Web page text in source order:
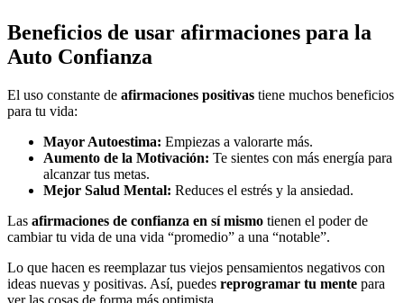
Beneficios de usar afirmaciones para la
Auto Confianza
El uso constante de afirmaciones positivas tiene muchos beneficios
para tu vida:
Mayor Autoestima: Empiezas a valorarte más.
Aumento de la Motivación: Te sientes con más energía para
alcanzar tus metas.
Mejor Salud Mental: Reduces el estrés y la ansiedad.
Las afirmaciones de confianza en sí mismo tienen el poder de
cambiar tu vida de una vida “promedio” a una “notable”.
Lo que hacen es reemplazar tus viejos pensamientos negativos con
ideas nuevas y positivas. Así, puedes reprogramar tu mente para
ver las cosas de forma más optimista.